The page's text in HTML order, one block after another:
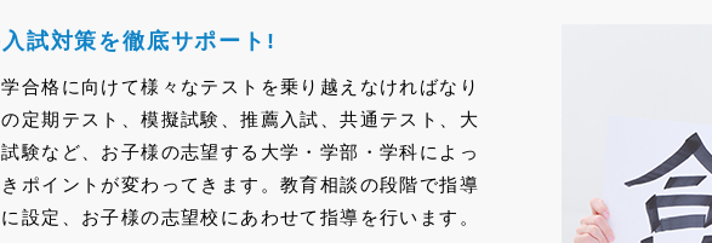
試対策を徹底サポート!
合格に向けて様々なテストを乗り越えなければなり
定期テスト、模擬試験、推薦入試、共通テスト、大
験など、お子様の志望する大学・学部・学科によっ
ポイントが変わってきます。教育相談の段階で指導
設定、お子様の志望校にあわせて指導を行います。